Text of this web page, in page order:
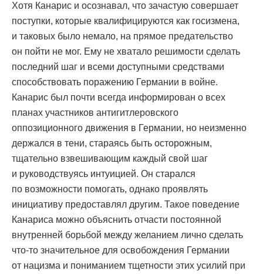
Хотя Канарис и осознавал, что зачастую совершает
поступки, которые квалифицируются как госизмена,
и таковых было немало, на прямое предательство
он пойти не мог. Ему не хватало решимости сделать
последний шаг и всеми доступными средствами
способствовать поражению Германии в войне.
Канарис был почти всегда информирован о всех
планах участников антигитлеровского
оппозиционного движения в Германии, но неизменно
держался в тени, стараясь быть осторожным,
тщательно взвешивающим каждый свой шаг
и руководствуясь интуицией. Он старался
по возможности помогать, однако проявлять
инициативу предоставлял другим. Такое поведение
Канариса можно объяснить отчасти постоянной
внутренней борьбой между желанием лично сделать
что-то значительное для освобождения Германии
от нацизма и пониманием тщетности этих усилий при